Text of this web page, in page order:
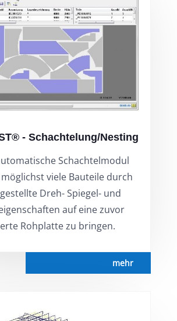
- Schachtelung/Nesting
Schachtelmodul
viele Bauteile durch
Dreh- Spiegel- und
auf eine zuvor
Rohplatte zu bringen.
mehr